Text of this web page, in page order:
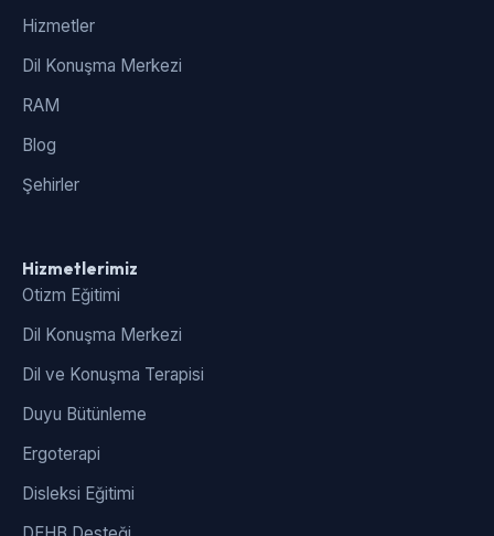
Hizmetler
Dil Konuşma Merkezi
RAM
Blog
Şehirler
Hizmetlerimiz
Otizm Eğitimi
Dil Konuşma Merkezi
Dil ve Konuşma Terapisi
Duyu Bütünleme
Ergoterapi
Disleksi Eğitimi